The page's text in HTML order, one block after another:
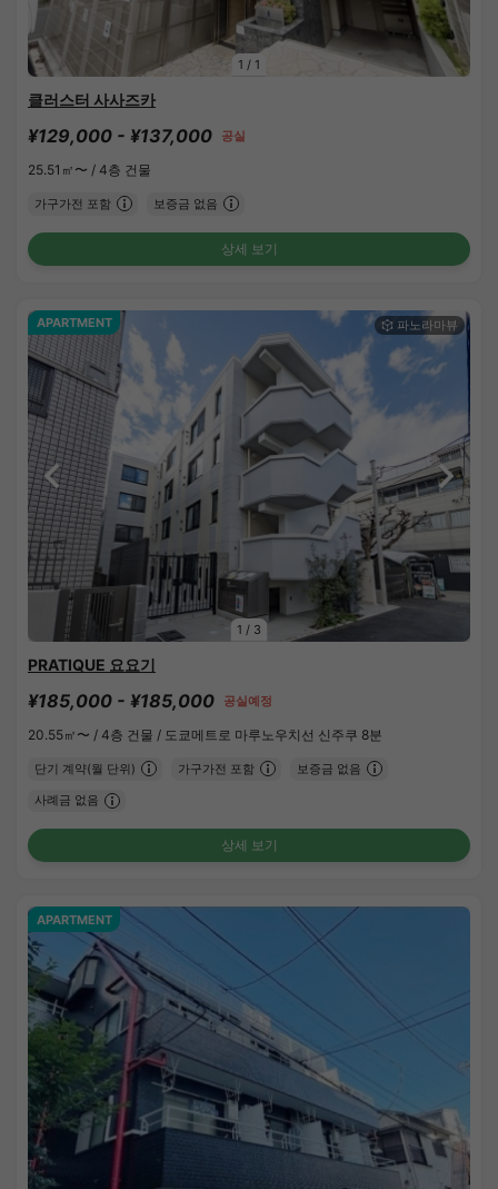
1 / 1
클러스터 사사즈카
¥129,000 - ¥137,000 공실
25.51㎡〜 / 4층 건물
가구가전 포함 보증금 없음
상세 보기
1 / 3
APARTMENT
PRATIQUE 요요기
¥185,000 - ¥185,000 공실예정
20.55㎡〜 / 4층 건물 / 도쿄메트로 마루노우치선 신주쿠 8분
단기 계약(월 단위) 가구가전 포함 보증금 없음
사례금 없음
상세 보기
APARTMENT